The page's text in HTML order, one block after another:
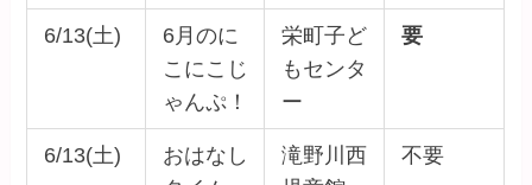
6/13(土)
6月のに
こにこじ
ゃんぷ！
栄町子ど
もセンタ
ー
要
6/13(土)
おはなし
滝野川西
不要